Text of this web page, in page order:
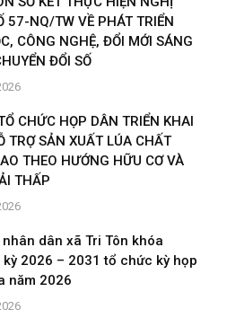
57-NQ/TW VỀ PHÁT TRIỂN
CÔNG NGHỆ, ĐỔI MỚI SÁNG
ĐỔI SỐ
CHỨC HỌP DÂN TRIỂN KHAI
TRỢ SẢN XUẤT LÚA CHẤT
THEO HƯỚNG HỮU CƠ VÀ
THẤP
dân xã Tri Tôn khóa
2026 – 2031 tổ chức kỳ họp
năm 2026